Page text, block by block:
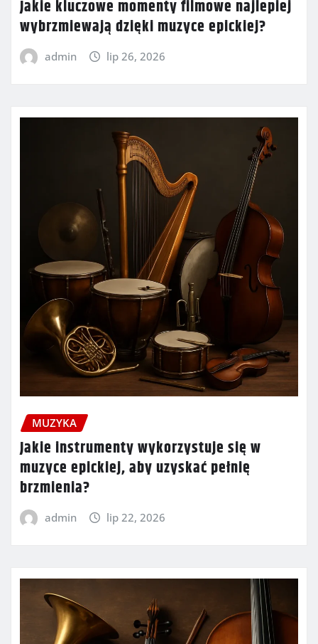
Jakie kluczowe momenty filmowe najlepiej
wybrzmiewają dzięki muzyce epickiej?
admin lip 26, 2026
MUZYKA
Jakie instrumenty wykorzystuje się w
muzyce epickiej, aby uzyskać pełnię
brzmienia?
admin lip 22, 2026